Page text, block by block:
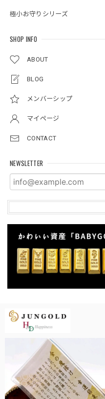
極小お守りシリーズ
SHOP INFO
ABOUT
BLOG
メンバーシップ
マイページ
CONTACT
NEWSLETTER